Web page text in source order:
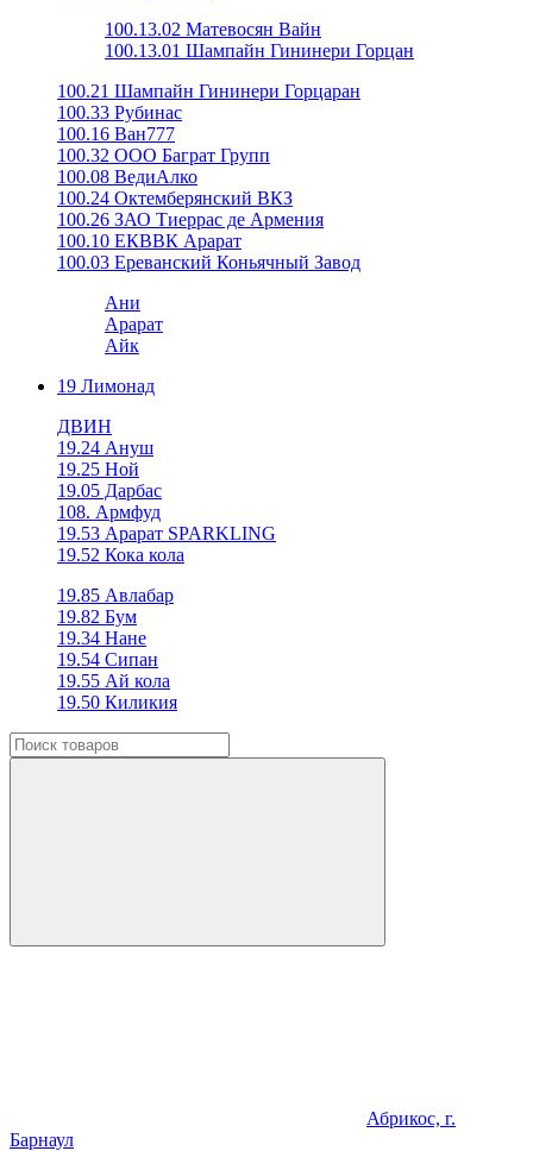
100.13.02 Матевосян Вайн
100.13.01 Шампайн Гининери Горцан
100.21 Шампайн Гининери Горцаран
100.33 Рубинас
100.16 Ван777
100.32 ООО Баграт Групп
100.08 ВедиАлко
100.24 Октемберянский ВКЗ
100.26 ЗАО Тиеррас де Армения
100.10 ЕКВВК Арарат
100.03 Ереванский Коньячный Завод
Ани
Арарат
Айк
19 Лимонад
ДВИН
19.24 Ануш
19.25 Ной
19.05 Дарбас
108. Армфуд
19.53 Арарат SPARKLING
19.52 Кока кола
19.85 Авлабар
19.82 Бум
19.34 Нане
19.54 Сипан
19.55 Ай кола
19.50 Киликия
Абрикос, г.
Барнаул